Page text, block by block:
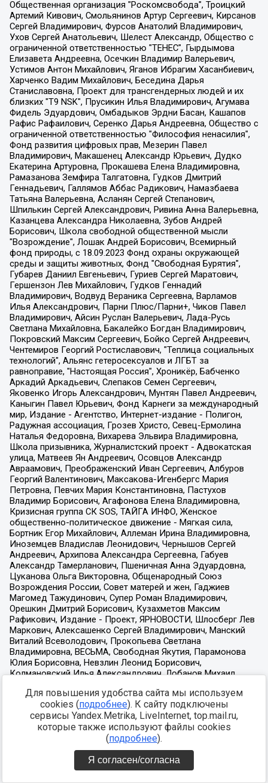
Для повышения удобства сайта мы используем
cookies (подробнее). К сайту подключены
сервисы Yandex.Metrika, LiveInternet, top.mail.ru,
которые также используют файлы cookies
(подробнее).
Я согласен/согласна